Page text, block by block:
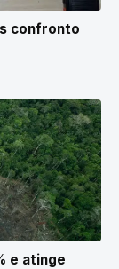
confronto
e atinge